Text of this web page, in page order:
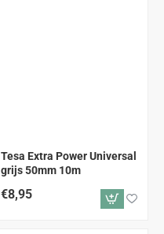
Tesa Extra Power Universal
grijs 50mm 10m
€8,95